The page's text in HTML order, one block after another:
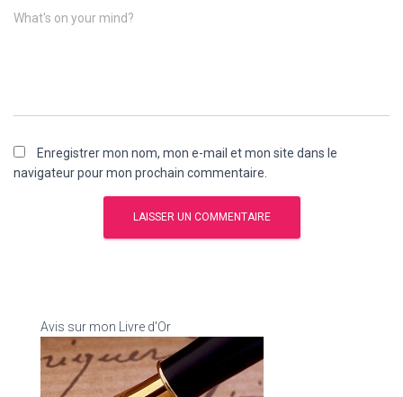
What's on your mind?
Enregistrer mon nom, mon e-mail et mon site dans le
navigateur pour mon prochain commentaire.
Avis sur mon Livre d'Or